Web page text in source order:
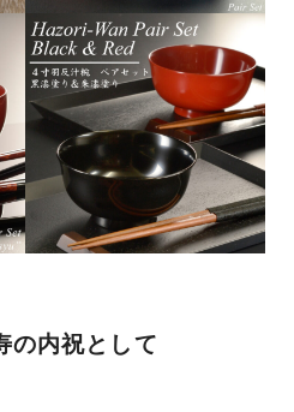
の内祝として